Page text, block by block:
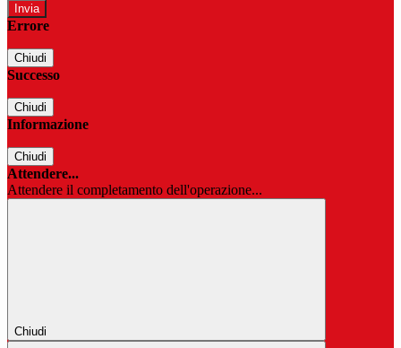
Errore
Chiudi
Successo
Chiudi
Informazione
Chiudi
Attendere...
Attendere il completamento dell'operazione...
Chiudi